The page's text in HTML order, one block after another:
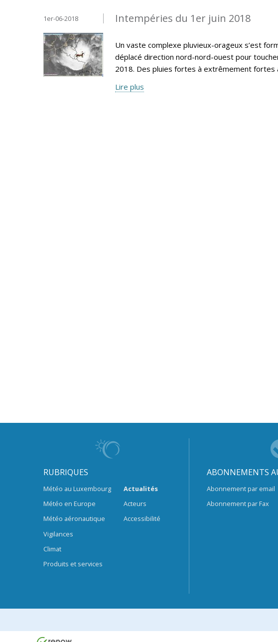
Intempéries du 1er juin 2018
1er-06-2018
Un vaste complexe pluvieux-orageux s’est
déplacé direction nord-nord-ouest pour
2018. Des pluies fortes à extrêmement fortes
Lire plus
RUBRIQUES
Météo au Luxembourg
Météo en Europe
Météo aéronautique
Vigilances
Climat
Produits et services
Actualités
Acteurs
Accessibilité
ABONNEMENTS
Abonnement par email
Abonnement par Fax